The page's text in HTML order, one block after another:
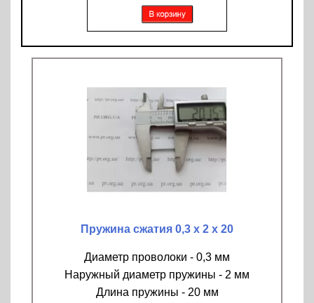
Пружина сжатия 0,3 х 2 х 20
Диаметр проволоки - 0,3 мм
Наружный диаметр пружины - 2 мм
Длина пружины - 20 мм